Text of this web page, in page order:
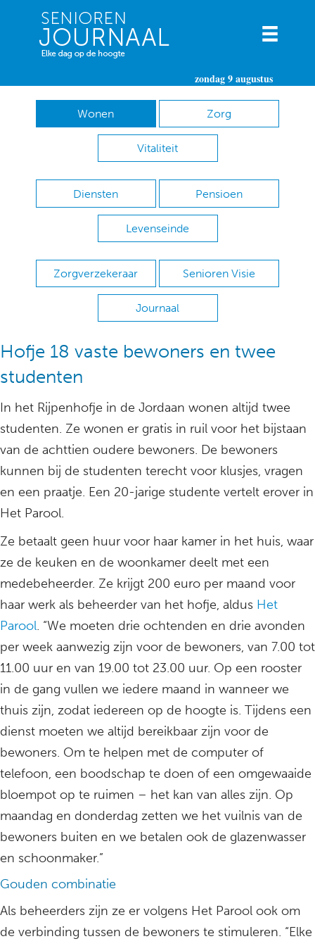
zondag 9 augustus
Wonen Zorg
Vitaliteit
Diensten Pensioen
Levenseinde
Zorgverzekeraar Senioren Visie
Journaal
Hofje 18 vaste bewoners en twee
studenten
In het Rijpenhofje in de Jordaan wonen altijd twee
studenten. Ze wonen er gratis in ruil voor het bijstaan
van de achttien oudere bewoners. De bewoners
kunnen bij de studenten terecht voor klusjes, vragen
en een praatje. Een 20-jarige studente vertelt erover in
Het Parool.
Ze betaalt geen huur voor haar kamer in het huis, waar
ze de keuken en de woonkamer deelt met een
medebeheerder. Ze krijgt 200 euro per maand voor
haar werk als beheerder van het hofje, aldus Het
Parool. “We moeten drie ochtenden en drie avonden
per week aanwezig zijn voor de bewoners, van 7.00 tot
11.00 uur en van 19.00 tot 23.00 uur. Op een rooster
in de gang vullen we iedere maand in wanneer we
thuis zijn, zodat iedereen op de hoogte is. Tijdens een
dienst moeten we altijd bereikbaar zijn voor de
bewoners. Om te helpen met de computer of
telefoon, een boodschap te doen of een omgewaaide
bloempot op te ruimen – het kan van alles zijn. Op
maandag en donderdag zetten we het vuilnis van de
bewoners buiten en we betalen ook de glazenwasser
en schoonmaker.”
Gouden combinatie
Als beheerders zijn ze er volgens Het Parool ook om
de verbinding tussen de bewoners te stimuleren. “Elke